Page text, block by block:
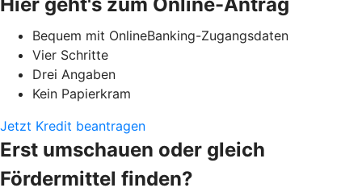
Bequem mit OnlineBanking-Zugangsdaten
Vier Schritte
Drei Angaben
Kein Papierkram
Jetzt Kredit beantragen
Erst umschauen oder gleich
Fördermittel finden?